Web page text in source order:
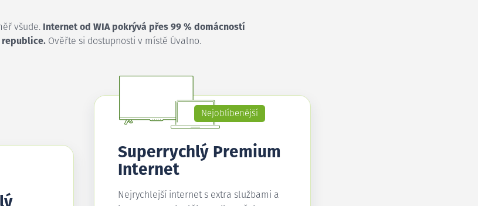
všude.
Internet od WIA pokrývá přes 99 % domácností
republice. Ověřte si dostupnosti v místě Úvalno.
Nejoblíbenější
Superrychlý Premium
Internet
Nejrychlejší internet s extra službami a